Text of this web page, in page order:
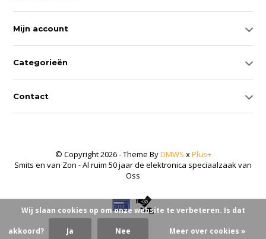
Mijn account
Categorieën
Contact
© Copyright 2026 - Theme ByDMWS xPlus+
Smits en van Zon - Al ruim 50 jaar de elektronica speciaalzaak van
Oss
Wij slaan cookies op om onze website te verbeteren. Is dat
akkoord? Ja Nee Meer over cookies »